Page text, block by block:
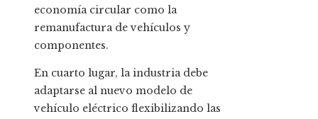
economía circular como la
remanufactura de vehículos y
componentes.
En cuarto lugar, la industria debe
adaptarse al nuevo modelo de
vehículo eléctrico flexibilizando las